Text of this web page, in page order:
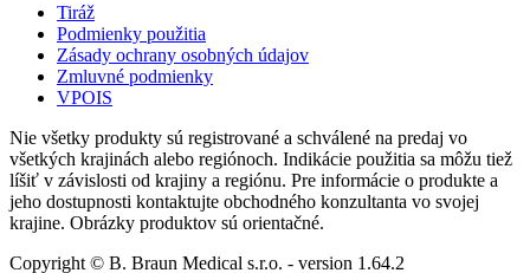
Tiráž
Podmienky použitia
Zásady ochrany osobných údajov
Zmluvné podmienky
VPOIS
Nie všetky produkty sú registrované a schválené na predaj vo
všetkých krajinách alebo regiónoch. Indikácie použitia sa môžu tiež
líšiť v závislosti od krajiny a regiónu. Pre informácie o produkte a
jeho dostupnosti kontaktujte obchodného konzultanta vo svojej
krajine. Obrázky produktov sú orientačné.
Copyright © B. Braun Medical s.r.o. - version 1.64.2